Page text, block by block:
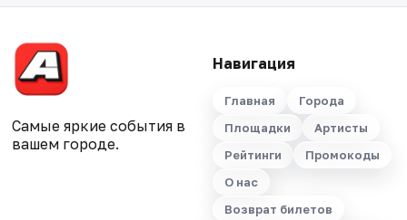
Самые яркие события в
вашем городе.
Навигация
Главная
Города
Площадки
Артисты
Рейтинги
Промокоды
О нас
Возврат билетов